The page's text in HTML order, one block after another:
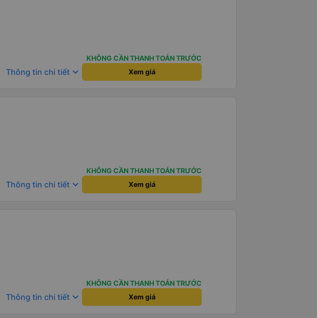
KHÔNG CẦN THANH TOÁN TRƯỚC
Thông tin chi tiết keyboard_arrow_down Xem giá
KHÔNG CẦN THANH TOÁN TRƯỚC
Thông tin chi tiết keyboard_arrow_down Xem giá
KHÔNG CẦN THANH TOÁN TRƯỚC
Thông tin chi tiết keyboard_arrow_down Xem giá